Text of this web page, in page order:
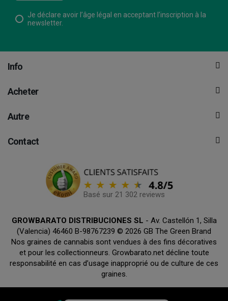
Je déclare avoir l’âge légal en acceptant l’inscription à la
newsletter.
Info
Acheter
Autre
Contact
Basé sur 21 302 reviews
GROWBARATO DISTRIBUCIONES SL - Av. Castellón 1, Silla
(Valencia) 46460 B-98767239 © 2026 GB The Green Brand
Nos graines de cannabis sont vendues à des fins décoratives
et pour les collectionneurs. Growbarato.net décline toute
responsabilité en cas d’usage inapproprié ou de culture de ces
graines.